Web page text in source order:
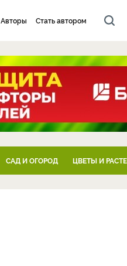
Авторы Стать автором
САД И ОГОРОД ЦВЕТЫ И